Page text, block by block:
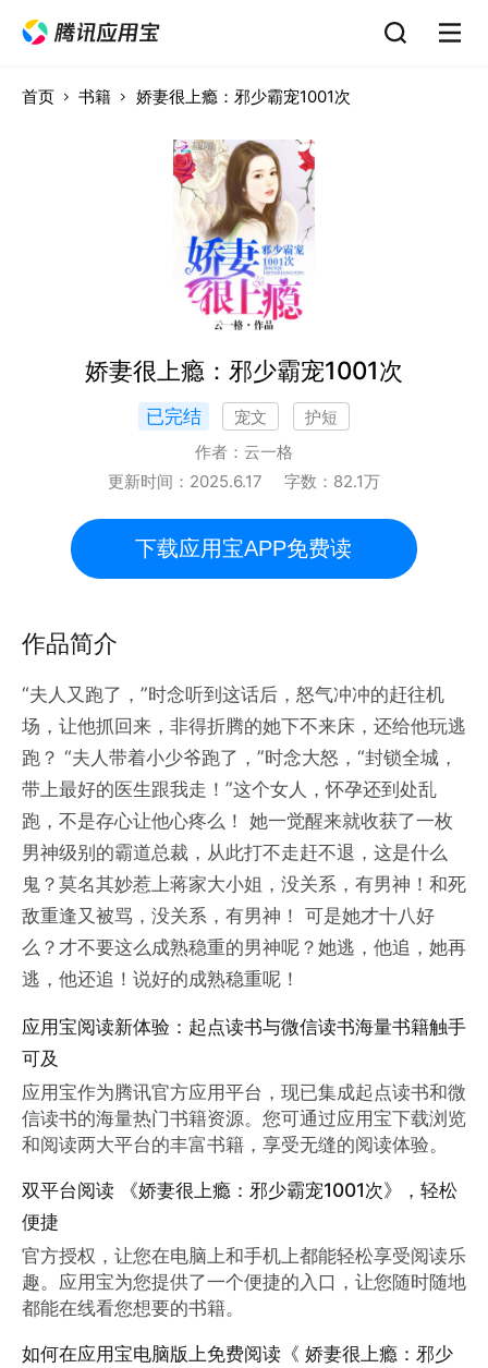
首页 书籍 娇妻很上瘾：邪少霸宠1001次
娇妻很上瘾：邪少霸宠1001次
已完结 宠文
护短
作者： 云一格
更新时间： 2025.6.17 字数： 82.1万
下载应用宝APP免费读
作品简介
“夫人又跑了，”时念听到这话后，怒气冲冲的赶往机
场，让他抓回来，非得折腾的她下不来床，还给他玩逃
跑？ “夫人带着小少爷跑了，”时念大怒，“封锁全城，
带上最好的医生跟我走！”这个女人，怀孕还到处乱
跑，不是存心让他心疼么！ 她一觉醒来就收获了一枚
男神级别的霸道总裁，从此打不走赶不退，这是什么
鬼？莫名其妙惹上蒋家大小姐，没关系，有男神！和死
敌重逢又被骂，没关系，有男神！ 可是她才十八好
么？才不要这么成熟稳重的男神呢？她逃，他追，她再
逃，他还追！说好的成熟稳重呢！
应用宝阅读新体验：起点读书与微信读书海量书籍触手
可及
应用宝作为腾讯官方应用平台，现已集成起点读书和微
信读书的海量热门书籍资源。您可通过应用宝下载浏览
和阅读两大平台的丰富书籍，享受无缝的阅读体验。
双平台阅读 《娇妻很上瘾：邪少霸宠1001次》，轻松
便捷
官方授权，让您在电脑上和手机上都能轻松享受阅读乐
趣。应用宝为您提供了一个便捷的入口，让您随时随地
都能在线看您想要的书籍。
如何在应用宝电脑版上免费阅读《 娇妻很上瘾：邪少